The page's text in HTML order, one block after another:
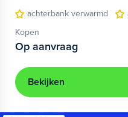
achterbank verwarmd
Kopen
Op aanvraag
Bekijken